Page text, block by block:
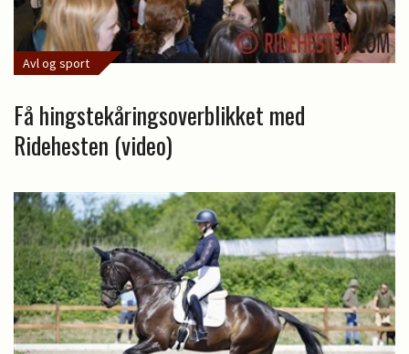
Avl og sport
Få hingstekåringsoverblikket med
Ridehesten (video)